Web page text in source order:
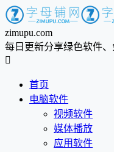
zimupu.com
每日更新分享绿色软件、

首页
电脑软件
视频软件
媒体播放
应用软件